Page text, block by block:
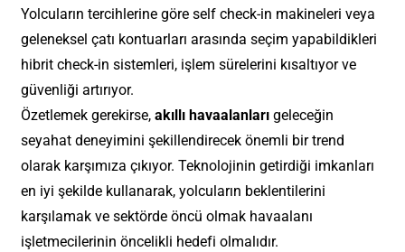
Yolcuların tercihlerine göre self check-in makineleri veya
geleneksel çatı kontuarları arasında seçim yapabildikleri
hibrit check-in sistemleri, işlem sürelerini kısaltıyor ve
güvenliği artırıyor.
Özetlemek gerekirse, akıllı havaalanlarıgeleceğin
seyahat deneyimini şekillendirecek önemli bir trend
olarak karşımıza çıkıyor. Teknolojinin getirdiği imkanları
en iyi şekilde kullanarak, yolcuların beklentilerini
karşılamak ve sektörde öncü olmak havaalanı
işletmecilerinin öncelikli hedefi olmalıdır.